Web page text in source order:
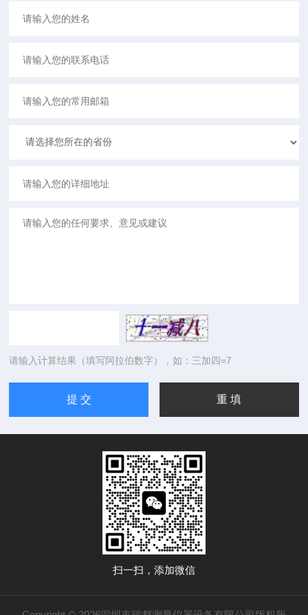
请输入计算结果（填写阿拉伯数字），如：三加四=7
扫一扫，添加微信